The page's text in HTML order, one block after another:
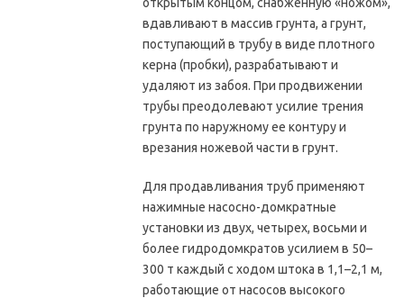
вдавливают в массив грунта, а грунт,
поступающий в трубу в виде плотного
керна (пробки), разрабатывают и
удаляют из забоя. При продвижении
трубы преодолевают усилие трения
грунта по наружному ее контуру и
врезания ножевой части в грунт.
Для продавливания труб применяют
нажимные насосно-домкратные
установки из двух, четырех, восьми и
более гидродомкратов усилием в 50–
300 т каждый с ходом штока в 1,1–2,1 м,
работающие от насосов высокого